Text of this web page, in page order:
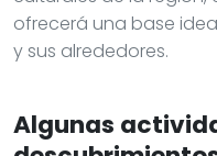
ofrecerá una base
y sus alrededores.
Algunas